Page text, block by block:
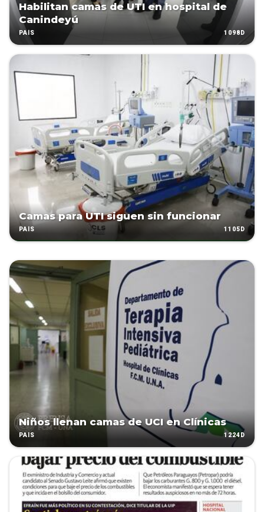
Habilitan camas de UTI en hospital de
Canindeyú
PAÍS 1098D
Camas para UTI siguen sin funcionar
PAÍS 1105D
Niños llenan camas de UCI en Clínicas
PAÍS 1224D